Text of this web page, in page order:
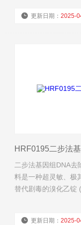
更新日期：2025-
HRF0195二步法
二步法基因组DNA去
料是一种超灵敏、极
替代剧毒的溴化乙锭
更新日期：2025-